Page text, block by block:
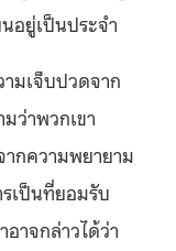
อยู่เป็นประจำ
มเจ็บปวดจาก
ว่าพวกเขา
กความพยายาม
เป็นที่ยอมรับ
อาจกล่าวได้ว่า